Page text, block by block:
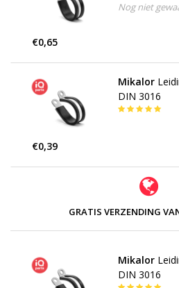
Nog niet
€0,65
Mikalor
DIN 3016
€0,39
GRATIS VERZENDING
Mikalor
DIN 3016